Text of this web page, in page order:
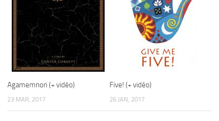
Agamemnon (+ vidéo)
23 MAR, 2017
Five! (+ vidéo)
26 JAN, 2017